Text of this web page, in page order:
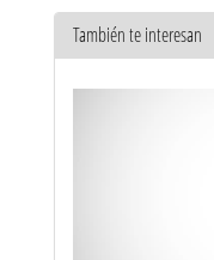
También te interesan